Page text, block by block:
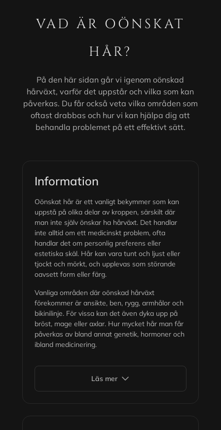
VAD ÄR OÖNSKAT
HÅR?
På den här sidan går vi igenom oönskad
hårväxt, varför det uppstår och vilka som kan
påverkas. Du får också veta vilka områden som
oftast drabbas och hur vi kan hjälpa dig att
behandla problemet på ett effektivt sätt.
Information
Oönskat hår är ett vanligt bekymmer som kan
uppstå på olika delar av kroppen, särskilt där
man inte själv önskar ha hårväxt. Det handlar
inte alltid om ett medicinskt problem, ofta
handlar det om personlig preferens eller
estetiska skäl. Hår kan vara tunt och ljust eller
tjockt och mörkt, och upplevas som störande
oavsett form eller färg.
Vanliga områden där oönskad hårväxt
förekommer är ansikte, ben, rygg, armhålor och
bikinilinje. För vissa kan det även dyka upp på
bröst, mage eller axlar. Hur mycket hår man får
påverkas av bland annat genetik, hormoner och
ibland medicinering.
Läs mer